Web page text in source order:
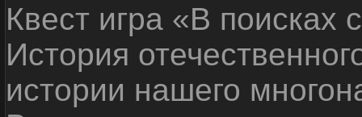
Квест игра «В
История
истории нашего